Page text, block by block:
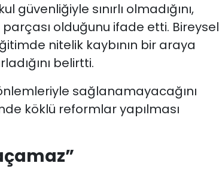
güvenliğiyle sınırlı olmadığını,
olduğunu ifade etti. Bireysel
nitelik kaybının bir araya
belirtti.
sağlanamayacağını
köklü reformlar yapılması